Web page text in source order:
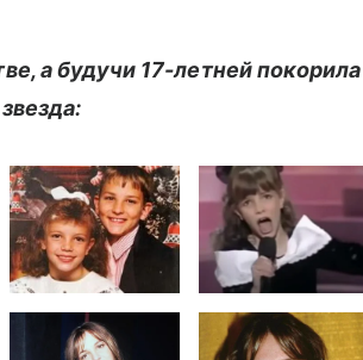
а будучи 17-летней покорила